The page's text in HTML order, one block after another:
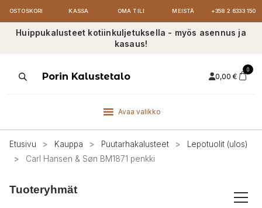
OSTOSKORI KASSA OMA TILI MEISTÄ +358 2 6333 150
Huippukalusteet kotiinkuljetuksella - myös asennus ja
kasaus!
ProductsPorin Kalustetalo 0,00 €
0
Avaa valikko
Etusivu > Kauppa > Puutarhakalusteet >
Lepotuolit (ulos)
>
Carl Hansen & Søn BM1871 penkki
Tuoteryhmät